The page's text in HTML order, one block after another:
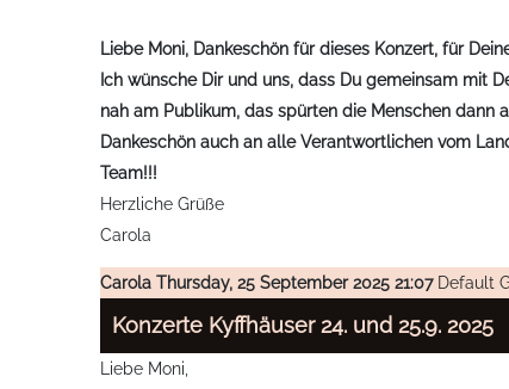
Liebe Moni, Dankeschön für dieses Konzert, für
Ich wünsche Dir und uns, dass Du gemeinsam mit
nah am Publikum, das spürten die Menschen dann
Dankeschön auch an alle Verantwortlichen vom
Team!!!
Herzliche Grüße
Carola
Carola Thursday, 25 September 2025 21:07 Default
Konzerte Kyffhäuser 24. und 25.9. 2025
Liebe Moni,